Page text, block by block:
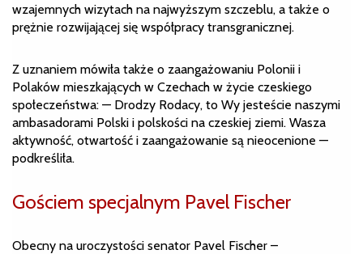
wzajemnych wizytach na najwyższym szczeblu, a także o
prężnie rozwijającej się współpracy transgranicznej.
Z uznaniem mówiła także o zaangażowaniu Polonii i
Polaków mieszkających w Czechach w życie czeskiego
społeczeństwa: — Drodzy Rodacy, to Wy jesteście naszymi
ambasadorami Polski i polskości na czeskiej ziemi. Wasza
aktywność, otwartość i zaangażowanie są nieocenione —
podkreśliła.
Gościem specjalnym Pavel Fischer
Obecny na uroczystości senator Pavel Fischer –